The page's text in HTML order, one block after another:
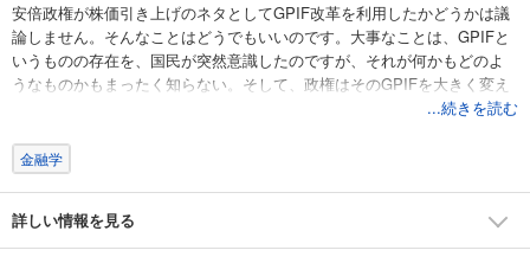
安倍政権が株価引き上げのネタとしてGPIF改革を利用したかどうかは議
論しません。そんなことはどうでもいいのです。大事なことは、GPIFと
いうものの存在を、国民が突然意識したのですが、それが何かもどのよ
うなものかもまったく知らない。そして、政権はそのGPIFを大きく変え
ようとしている。しかも、まさにいますぐに、です。これは危険です。
員を運良く退任して、ある分野の守秘義務は依然あるものの、自由に記
述できる立場にある私が、いまできることは、GPIFの理解を少しでも幅
く、誤りもあるかもしれませんが、とにもかくにも、全力でこの本を緊
急出版することにしたのです。 (「まえがき」より抜粋)
...続きを読む
金融学
詳しい情報を見る